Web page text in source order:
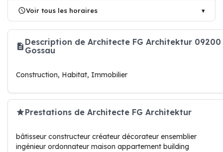
Voir tous les horaires
Description de Architecte FG Architektur 09200
Gossau
Construction, Habitat, Immobilier
Prestations de Architecte FG Architektur
bâtisseur constructeur créateur décorateur ensemblier
ingénieur ordonnateur maison appartement building